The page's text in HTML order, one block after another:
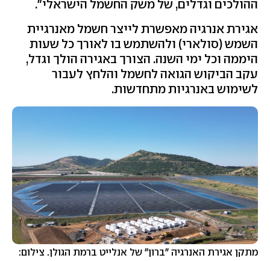
ההולכים וגדלים, של משק החשמל הישראלי".
אגירת אנרגיה מאפשרת לייצר חשמל מאנרגיית
השמש (סולארי) ולהשתמש בו לאורך כל שעות
היממה וכל ימי השנה. הצורך באגירה הולך וגדל,
עקב הביקוש הגואה לחשמל והלחץ לעבור
לשימוש באנרגיות מתחדשות.
מתקן אגירת האנרגיה "ברון" של אנלייט ברמת הגולן. צילום: